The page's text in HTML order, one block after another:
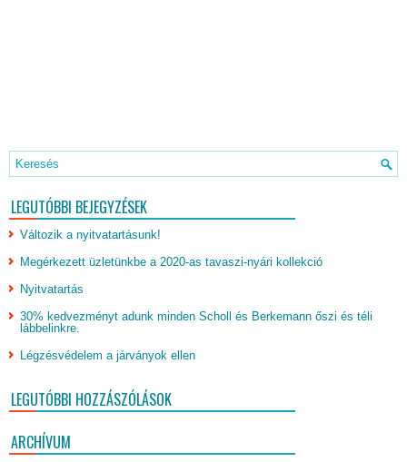
LEGUTÓBBI BEJEGYZÉSEK
Változik a nyitvatartásunk!
Megérkezett üzletünkbe a 2020-as tavaszi-nyári kollekció
Nyitvatartás
30% kedvezményt adunk minden Scholl és Berkemann őszi és téli
lábbelinkre.
Légzésvédelem a járványok ellen
LEGUTÓBBI HOZZÁSZÓLÁSOK
ARCHÍVUM